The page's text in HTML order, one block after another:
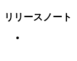
リリースノート